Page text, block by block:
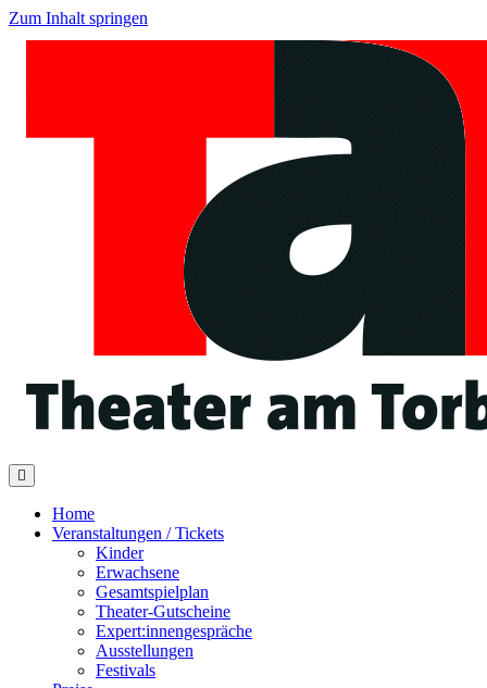
Zum Inhalt springen
Home
Veranstaltungen / Tickets
Kinder
Erwachsene
Gesamtspielplan
Theater-Gutscheine
Expert:innengespräche
Ausstellungen
Festivals